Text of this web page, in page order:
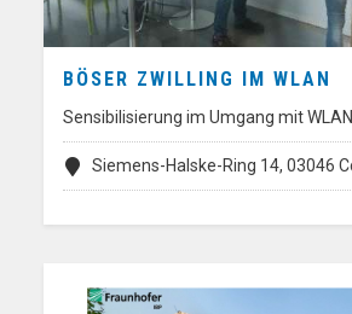
BÖSER ZWILLING IM WLAN
Sensibilisierung im Umgang mit WLAN
Siemens-Halske-Ring 14, 03046